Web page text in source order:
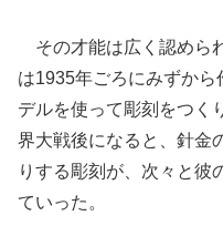
その才能は広く認めら
は1935年ごろにみずか
デルを使って彫刻をつく
界大戦後になると、針金
りする彫刻が、次々と彼
ていった。